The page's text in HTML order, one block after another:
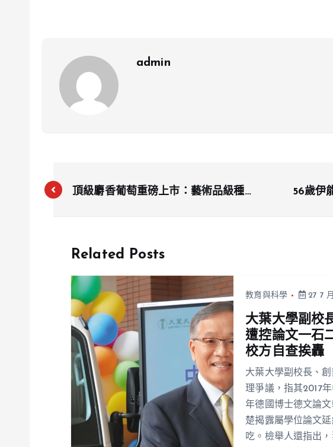
admin
頂級麝香葡萄重磅上市：藝術品級種植
56歲伊
Related Posts
教育與科學 27 7
大葉大學副校
遭控論文一石
校方自查挨轟
大葉大學副校長、
理爭議，指其2017
年德國博士德文論
楚揭露屬學位論文
吃。檢舉人還指出